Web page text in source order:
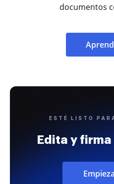
documentos
ESTÉ LISTO
Edita y firma